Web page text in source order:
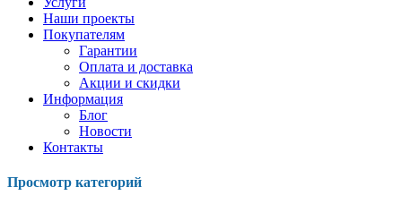
Наши проекты
Покупателям
Гарантии
Оплата и доставка
Акции и скидки
Информация
Блог
Новости
Контакты
Просмотр категорий